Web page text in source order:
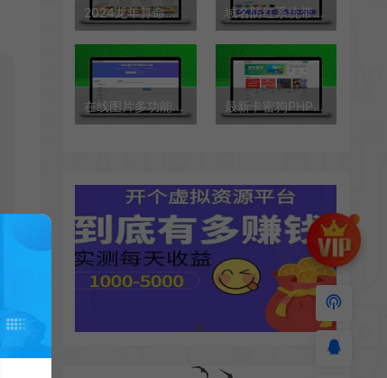
2024龙年算命网站源码运势网源码周易八字精批源码生辰测算网站源码塔罗宝宝起名源码 域名防红系统带本地接口文件2.0版本
在线图片多功能编辑格式转换HTML源码 最新卡密狗PHP自动发卡系统源码_自适应PC+H5